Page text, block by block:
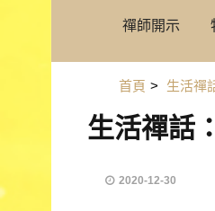
禪師開示
首頁 > 生活禪
生活禪話
2020-12-30